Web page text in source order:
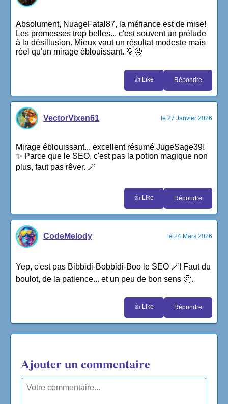
Absolument, NuageFatal87, la méfiance est de mise!
Les promesses trop belles... c'est souvent un prélude
à la désillusion. Mieux vaut un résultat modeste mais
réel qu'un mirage éblouissant. 💡🤨
👍 Like Répondre
VectorVixen61 le 27 Janvier 2026
Mirage éblouissant... excellent résumé JugeSage39!
✨ Parce que le SEO, c'est pas la potion magique non
plus, faut pas rêver. 🪄
👍 Like Répondre
CodeMelody le 24 Mars 2026
Yep, c'est pas Bibbidi-Bobbidi-Boo le SEO 🪄! Faut du
boulot, de la patience... et un peu de bon sens 🤔.
👍 Like Répondre
Ajouter un commentaire